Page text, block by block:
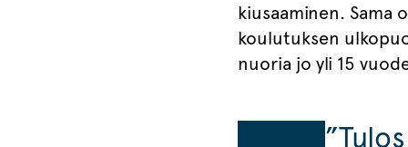
kiusaaminen. Sama
koulutuksen
nuoria jo yli 15